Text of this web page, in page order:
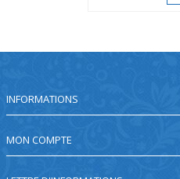
INFORMATIONS
MON COMPTE